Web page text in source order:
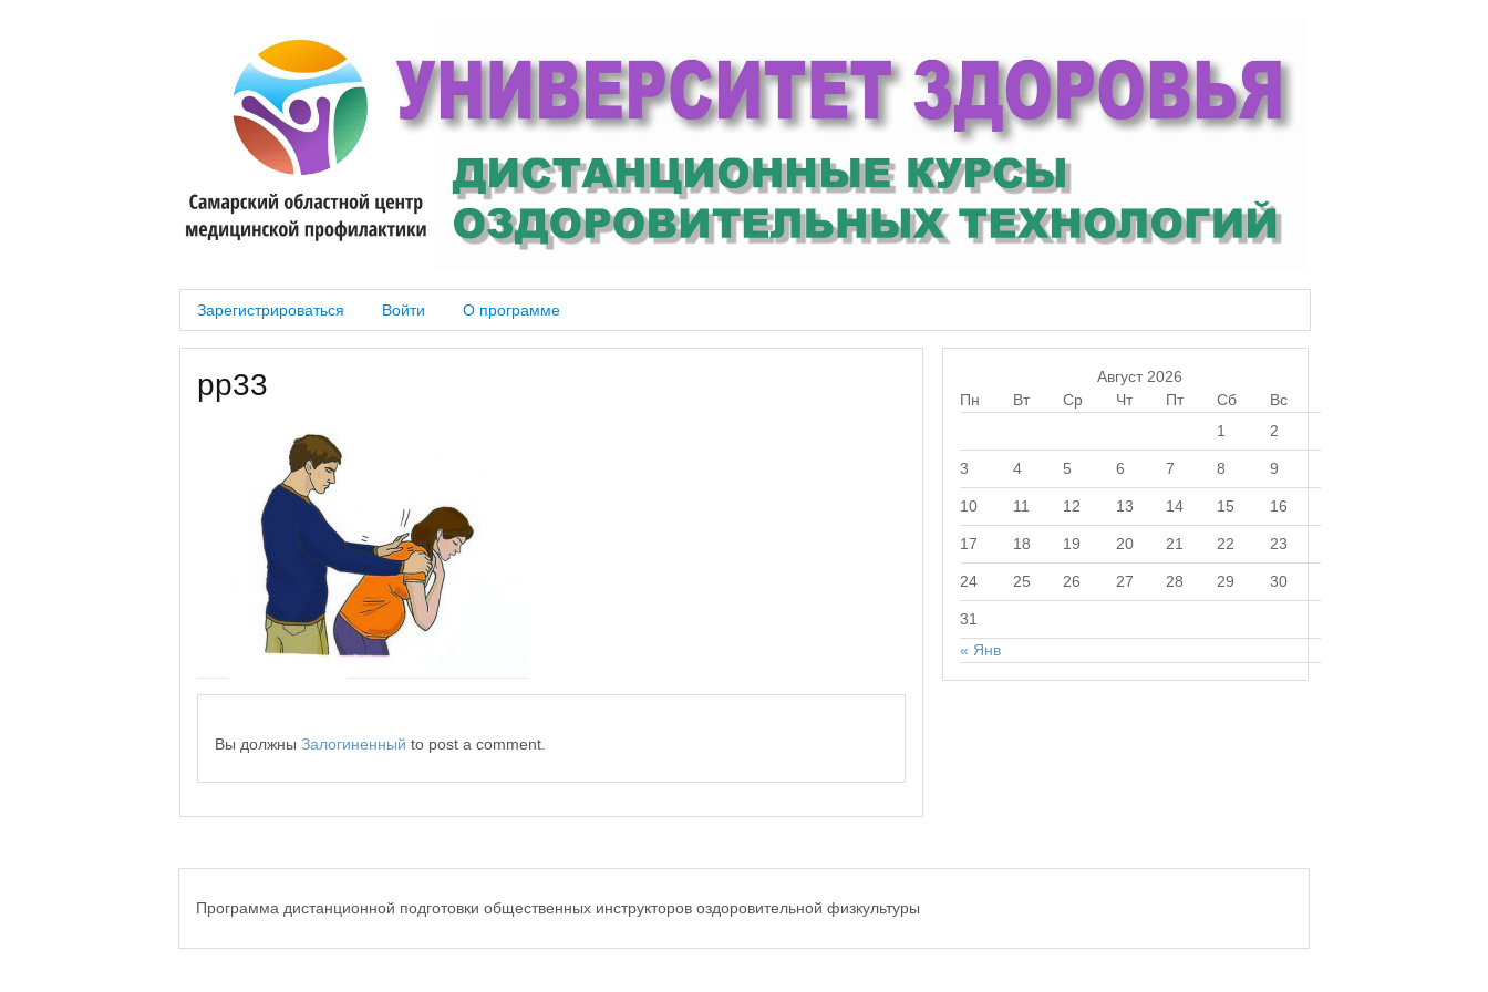
Зарегистрироваться Войти О программе
pp33
Вы должны Залогиненный to post a comment.
Август 2026
Пн
Вт Ср Чт Пт Сб Вс
« Янв
1 2
3 4 5 6 7 8 9
10 11 12 13 14 15 16
17 18 19 20 21 22 23
24 25 26 27 28 29 30
31
Программа дистанционной подготовки общественных инструкторов оздоровительной физкультуры